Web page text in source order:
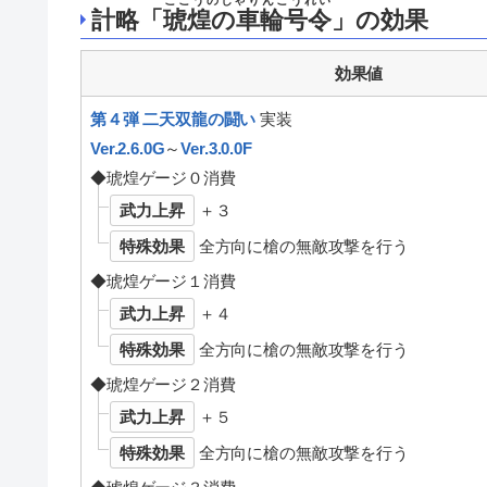
計略「 琥煌の車輪号令」の効果
効果値
第４弾 二天双龍の闘い 実装
Ver.2.6.0G～Ver.3.0.0F
◆琥煌ゲージ０消費
武力上昇
＋３
特殊効果
全方向に槍の無敵攻撃を行う
◆琥煌ゲージ１消費
武力上昇
＋４
特殊効果
全方向に槍の無敵攻撃を行う
◆琥煌ゲージ２消費
武力上昇
＋５
特殊効果
全方向に槍の無敵攻撃を行う